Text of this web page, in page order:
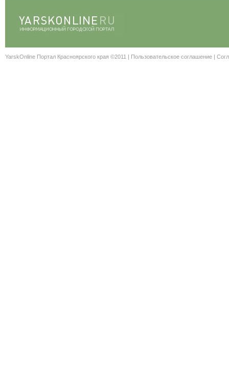
YarskOnline Портал Красноярского края ©2011 | Пользовательское соглашение |